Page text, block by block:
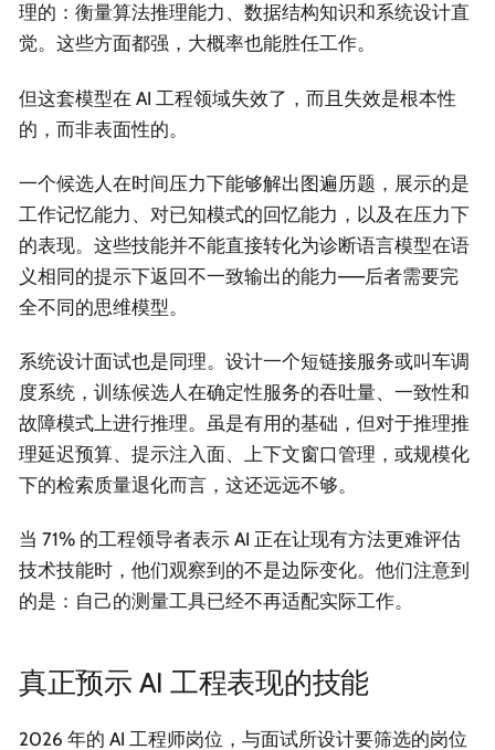
理的：衡量算法推理能力、数据结构知识和系统设计直
觉。这些方面都强，大概率也能胜任工作。
但这套模型在 AI 工程领域失效了，而且失效是根本性
的，而非表面性的。
一个候选人在时间压力下能够解出图遍历题，展示的是
工作记忆能力、对已知模式的回忆能力，以及在压力下
的表现。这些技能并不能直接转化为诊断语言模型在语
义相同的提示下返回不一致输出的能力——后者需要完
全不同的思维模型。
系统设计面试也是同理。设计一个短链接服务或叫车调
度系统，训练候选人在确定性服务的吞吐量、一致性和
故障模式上进行推理。虽是有用的基础，但对于推理推
理延迟预算、提示注入面、上下文窗口管理，或规模化
下的检索质量退化而言，这还远远不够。
当 71% 的工程领导者表示 AI 正在让现有方法更难评估
技术技能时，他们观察到的不是边际变化。他们注意到
的是：自己的测量工具已经不再适配实际工作。
真正预示 AI 工程表现的技能
2026 年的 AI 工程师岗位，与面试所设计要筛选的岗位